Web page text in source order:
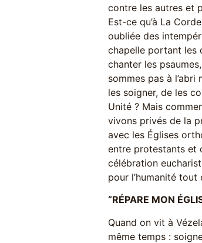
contre les autres et
Est-ce qu’à La
oubliée des
chapelle portant les
chanter les
sommes pas à
les soigner, de les
Unité ? Mais
vivons privés de la
avec les Églises
entre protestants et
célébration
pour l’humanité tout
“RÉPARE MON
Quand on vit à
même temps :